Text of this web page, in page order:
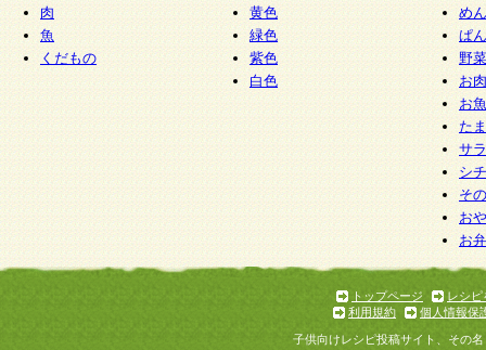
肉
魚
くだもの
黄色
緑色
紫色
白色
めん
ぱん
野
お
お
た
サ
シ
そ
お
お
トップページ
レシピ
利用規約
個人情報保
子供向けレシピ投稿サイト、その